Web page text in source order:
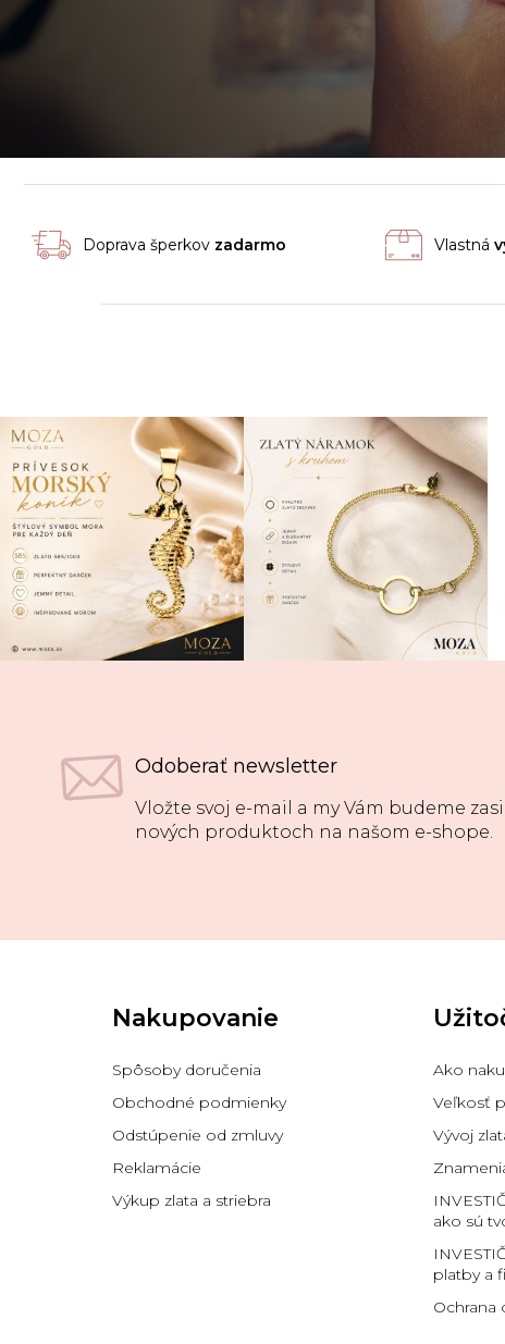
Doprava šperkov zadarmo Vlastná
Odoberať newsletter
Vložte svoj e-mail a my Vám budeme
nových produktoch na našom e-shope.
Nakupovanie
Spôsoby doručenia
Obchodné podmienky
Odstúpenie od zmluvy
Reklamácie
Výkup zlata a striebra
Ako
Veľkosť
Vývoj
ako sú
platby a
Ochrana